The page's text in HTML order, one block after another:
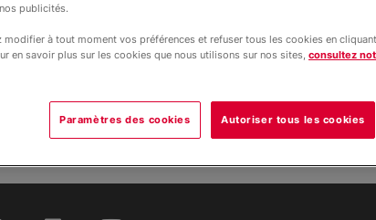
de l'enfancePlaidoyerFormation et
publicités.
modifier à tout moment vos préférences et refuser tous les cookies en
en savoir plus sur les cookies que nous utilisons sur nos sites, consultez
Paramètres des cookies Autoriser tous les cookies